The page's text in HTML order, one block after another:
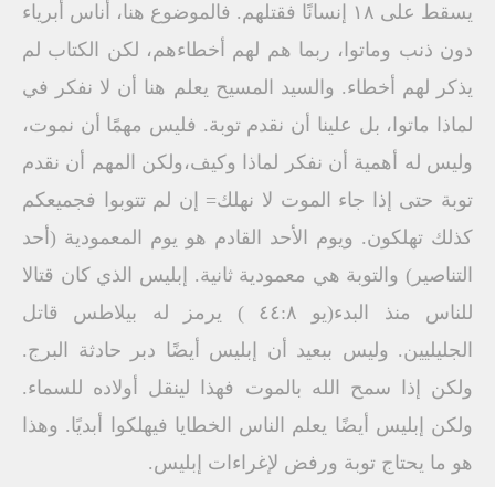
يسقط على ١٨ إنسانًا فقتلهم. فالموضوع هنا، أناس أبرياء
دون ذنب وماتوا، ربما هم لهم أخطاءهم، لكن الكتاب لم
يذكر لهم أخطاء. والسيد المسيح يعلم هنا أن لا نفكر في
لماذا ماتوا، بل علينا أن نقدم توبة. فليس مهمًا أن نموت،
وليس له أهمية أن نفكر لماذا وكيف،ولكن المهم أن نقدم
توبة حتى إذا جاء الموت لا نهلك= إن لم تتوبوا فجميعكم
كذلك تهلكون. ويوم الأحد القادم هو يوم المعمودية (أحد
التناصير) والتوبة هي معمودية ثانية. إبليس الذي كان قتالا
للناس منذ البدء(يو ٤٤:٨ ) يرمز له بيلاطس قاتل
الجليليين. وليس ببعيد أن إبليس أيضًا دبر حادثة البرج.
ولكن إذا سمح الله بالموت فهذا لينقل أولاده للسماء.
ولكن إبليس أيضًا يعلم الناس الخطايا فيهلكوا أبديًا. وهذا
هو ما يحتاج توبة ورفض لإغراءات إبليس.